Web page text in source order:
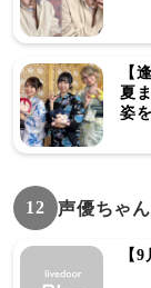
【
夏
姿
12 声優ちゃ
【